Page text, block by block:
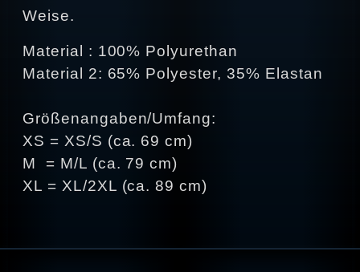
Weise.
Material : 100% Polyurethan
Material 2: 65% Polyester, 35% Elastan
Größenangaben/Umfang:
XS = XS/S (ca. 69 cm)
M = M/L (ca. 79 cm)
XL = XL/2XL (ca. 89 cm)